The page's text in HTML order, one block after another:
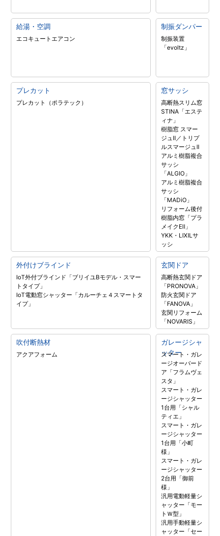
給湯・空調
エコキュートエアコン
制振ダンパー
制振装置
「evoltz」
プレカット
プレカット（ポラテック）
窓サッシ
高断熱スリム窓
STINA「エステ
ィナ」
樹脂窓 スマー
ジュII／トリプ
ルスマージュII
アルミ樹脂複合
サッシ
「ALGIO」
アルミ樹脂複合
サッシ
「MADiO」
リフォーム後付
樹脂内窓「プラ
メイクEⅡ」
YKK・LIXILサ
ッシ
外付けブラインド
IoT外付ブラインド「ブリイユBモデル・スマー
トタイプ」
IoT電動窓シャッター「カルーチェ４スマートタ
イプ」
玄関ドア
高断熱玄関ドア
「PRONOVA」
防火玄関ドア
「FANOVA」
玄関リフォーム
「NOVARIS」
吹付断熱材
アクアフォーム
ガレージシャ
ッター
スマート・ガレ
ージオーバード
ア「フラムヴェ
スタ」
スマート・ガレ
ージシャッター
1台用「シャル
ティエ」
スマート・ガレ
ージシャッター
1台用「小町
様」
スマート・ガレ
ージシャッター
2台用「御前
様」
汎用電動軽量シ
ャッター「モー
トＷ型」
汎用手動軽量シ
ャッター「セー